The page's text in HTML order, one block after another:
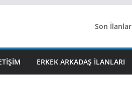
Son İlanlar
ERKEK ARKADAŞ ILANLARI